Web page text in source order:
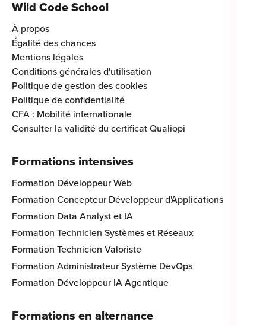
Wild Code School
À propos
Égalité des chances
Mentions légales
Conditions générales d'utilisation
Politique de gestion des cookies
Politique de confidentialité
CFA : Mobilité internationale
Consulter la validité du certificat Qualiopi
Formations intensives
Formation Développeur Web
Formation Concepteur Développeur d'Applications
Formation Data Analyst et IA
Formation Technicien Systèmes et Réseaux
Formation Technicien Valoriste
Formation Administrateur Système DevOps
Formation Développeur IA Agentique
Formations en alternance